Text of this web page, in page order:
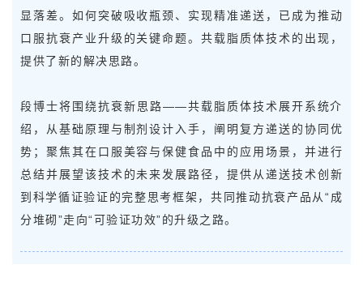
显落差。如何突破吸收瓶颈、实现精准递送，已成为推动
口服抗衰产业升级的关键命题。共载脂质体技术的出现，
提供了新的解决思路。
段博士将围绕抗衰新思路——共载脂质体技术展开系统介
绍，从基础原理与制剂设计入手，阐明复方递送的协同优
势；聚焦其在口服美容与保健食品中的应用场景，并进行
总结并展望该技术的未来发展路径，提供从递送技术创新
到科学循证验证的完整思考框架，共同推动抗衰产品从“成
分堆砌”走向“可验证功效”的升级之路。